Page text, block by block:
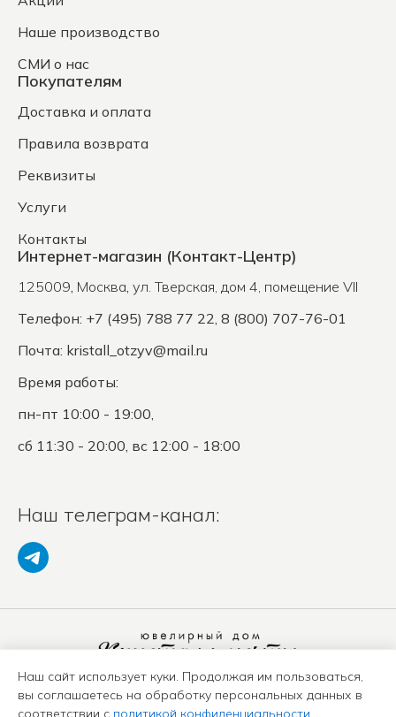
Наше производство
СМИ о нас
Покупателям
Доставка и оплата
Правила возврата
Реквизиты
Услуги
Контакты
Интернет-магазин (Контакт-Центр)
125009, Москва, ул. Тверская, дом 4, помещение VII
Телефон: +7 (495) 788 77 22, 8 (800) 707-76-01
Почта: kristall_otzyv@mail.ru
Время работы:
пн-пт 10:00 - 19:00,
сб 11:30 - 20:00, вс 12:00 - 18:00
Наш телеграм-канал:
Политика конфиденциальности
Положение о защите ПД
Наш сайт использует куки. Продолжая им пользоваться,
вы соглашаетесь на обработку персональных данных в
соответствии с политикой конфиденциальности